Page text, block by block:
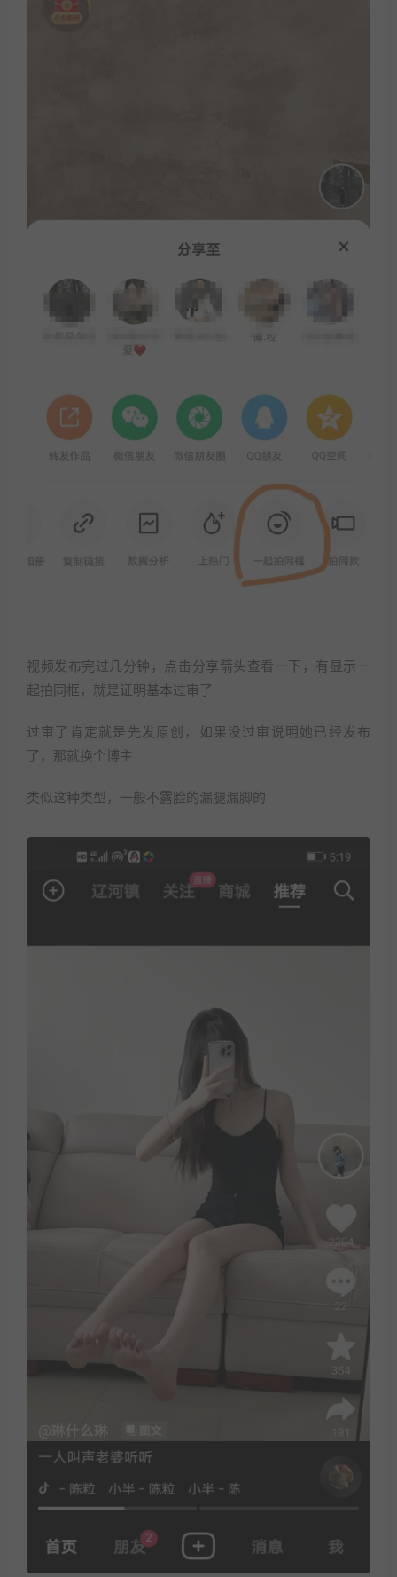
视频发布完过几分钟，点击分享箭头查看一下，有显示一
起拍同框，就是证明基本过审了
过审了肯定就是先发原创，如果没过审说明她已经发布
了，那就换个博主
类似这种类型，一般不露脸的漏腿漏脚的